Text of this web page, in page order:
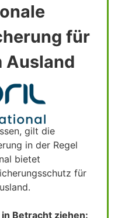
für
Ausland
gilt die
in der Regel
bietet
für
Betracht ziehen: